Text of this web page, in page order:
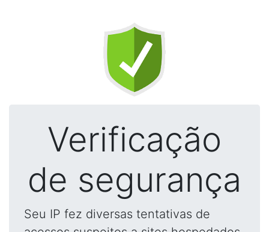
Verificação
de segurança
Seu IP fez diversas tentativas de